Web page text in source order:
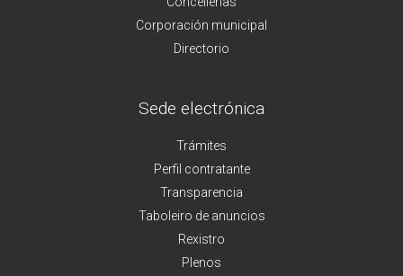
Corporación municipal
Directorio
Sede electrónica
Trámites
Perfil contratante
Transparencia
Taboleiro de anuncios
Rexistro
Plenos